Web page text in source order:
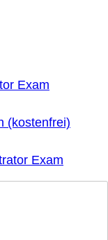
Exam
(kostenfrei)
Exam